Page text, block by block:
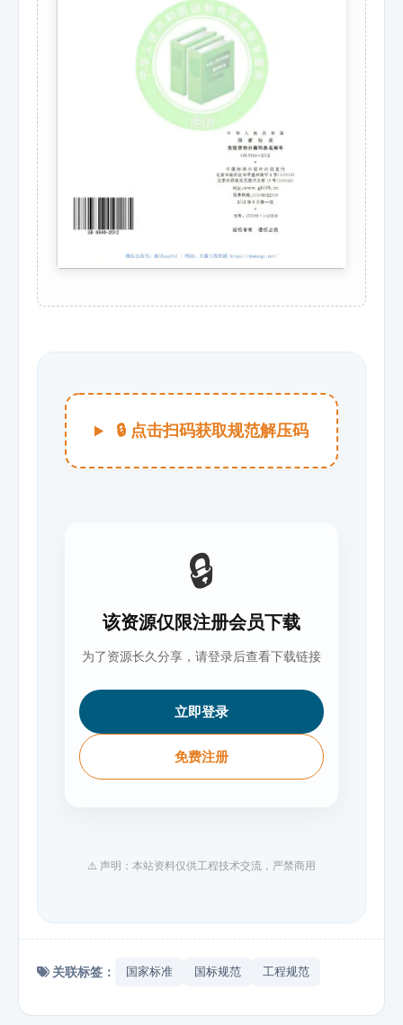
🔒 点击扫码获取规范解压码
🔒
该资源仅限注册会员下载
为了资源长久分享，请登录后查看下载链接
立即登录
免费注册
⚠️ 声明：本站资料仅供工程技术交流，严禁商用
关联标签： 国家标准 国标规范 工程规范